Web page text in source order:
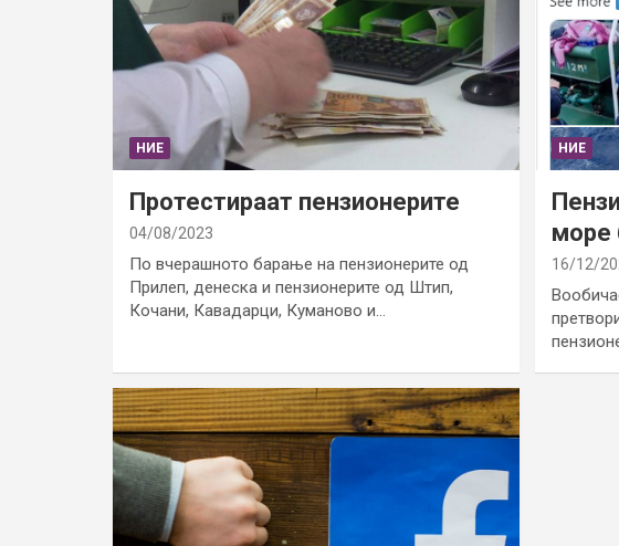
НИЕ
Протестираат пензионерите
04/08/2023
По вчерашното барање на пензионерите од
Прилеп, денеска и пензионерите од Штип,
Кочани, Кавадарци, Куманово и…
НИЕ
море
16/12/